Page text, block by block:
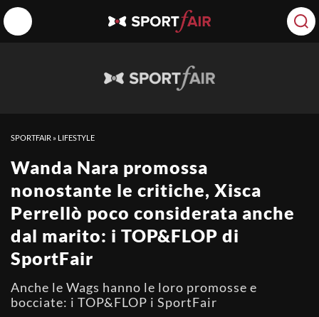
SPORTFAIR » LIFESTYLE
Wanda Nara promossa
nonostante le critiche, Xisca
Perrellò poco considerata anche
dal marito: i TOP&FLOP di
SportFair
Anche le Wags hanno le loro promosse e
bocciate: i TOP&FLOP i SportFair